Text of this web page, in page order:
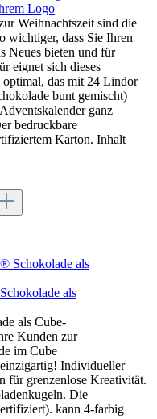
Logo
Weihnachtszeit sind die
wichtiger, dass Sie Ihren
Neues bieten und für
eignet sich dieses
das mit 24 Lindor
bunt gemischt)
ganz
bedruckbare
Karton. Inhalt
als
als Cube-
Kunden zur
im Cube
Individueller
für grenzenlose Kreativität.
Die
kann 4-farbig